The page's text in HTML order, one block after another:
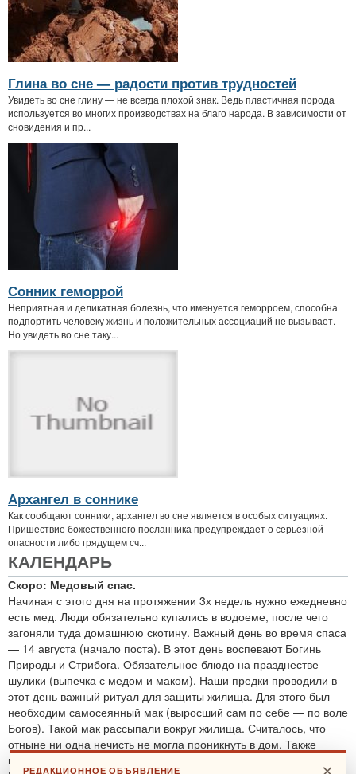
Глина во сне — радости против трудностей
Увидеть во сне глину — не всегда плохой знак. Ведь пластичная порода
используется во многих производствах на благо народа. В зависимости от
сновидения и пр...
Сонник геморрой
Неприятная и деликатная болезнь, что именуется геморроем, способна
подпортить человеку жизнь и положительных ассоциаций не вызывает.
Но увидеть во сне таку...
Архангел в соннике
Как сообщают сонники, архангел во сне является в особых ситуациях.
Пришествие божественного посланника предупреждает о серьёзной
опасности либо грядущем сч...
КАЛЕНДАРЬ
Скоро: Медовый спас.
Начиная с этого дня на протяжении 3х недель нужно ежедневно
есть мед. Люди обязательно купались в водоеме, после чего
загоняли туда домашнюю скотину. Важный день во время спаса
— 14 августа (начало поста). В этот день воспевают Богинь
Природы и Стрибога. Обязательное блюдо на празднестве —
шулики (выпечка с медом и маком). Наши предки проводили в
этот день важный ритуал для защиты жилища. Для этого был
необходим самосеянный мак (выросший сам по себе — по воле
Богов). Такой мак рассыпали вокруг жилища. Считалось, что
отныне ни одна нечисть не могла проникнуть в дом. Также
проводятся обряды для защиты от злобных духов.
РЕДАКЦИОННОЕ ОБЪЯВЛЕНИЕ